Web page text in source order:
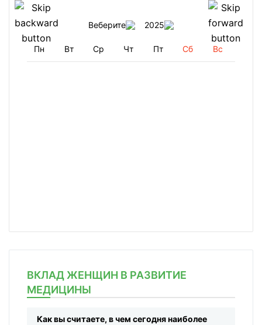
Веберите 2025
Пн Вт Ср Чт Пт Сб Вс
ВКЛАД ЖЕНЩИН В РАЗВИТИЕ
МЕДИЦИНЫ
Как вы считаете, в чем сегодня наиболее